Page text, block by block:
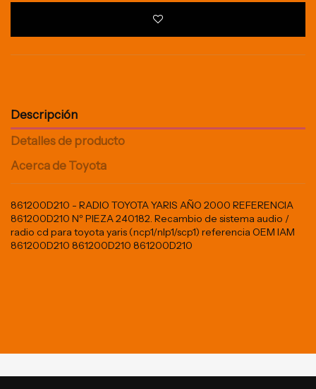
Descripción
Detalles de producto
Acerca de Toyota
861200D210 - RADIO TOYOTA YARIS AÑO 2000 REFERENCIA
861200D210 Nº PIEZA 240182. Recambio de sistema audio /
radio cd para toyota yaris (ncp1/nlp1/scp1) referencia OEM IAM
861200D210 861200D210 861200D210